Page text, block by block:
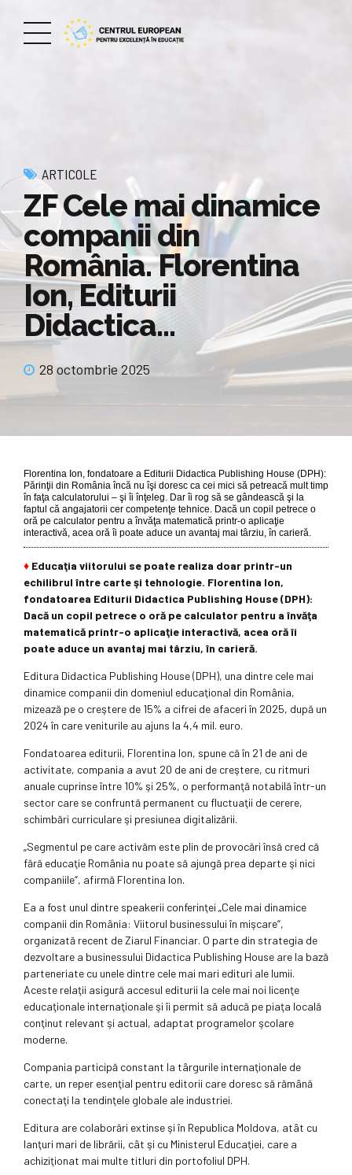
ARTICOLE
ZF Cele mai dinamice
companii din
România. Florentina
Ion, Editurii
Didactica…
28 octombrie 2025
Florentina Ion, fondatoare a Editurii Didactica Publishing House (DPH):
Părinţii din România încă nu îşi doresc ca cei mici să petreacă mult timp
în faţa calculatorului – şi îi înţeleg. Dar îi rog să se gândească şi la
faptul că angajatorii cer competenţe tehnice. Dacă un copil petrece o
oră pe calculator pentru a învăţa matematică printr-o aplicaţie
interactivă, acea oră îi poate aduce un avantaj mai târziu, în carieră.
♦ Educaţia viitorului se poate realiza doar printr-un
echilibrul între carte şi tehnologie. Florentina Ion,
fondatoarea Editurii Didactica Publishing House (DPH):
Dacă un copil petrece o oră pe calculator pentru a învăţa
matematică printr-o aplicaţie interactivă, acea oră îi
poate aduce un avantaj mai târziu, în carieră.
Editura Didactica Publishing House (DPH), una dintre cele mai
dinamice companii din domeniul educaţional din România,
mizează pe o creştere de 15% a cifrei de afaceri în 2025, după un
2024 în care veni­turile au ajuns la 4,4 mil. euro.
Fondatoarea editurii, Florentina Ion, spune că în 21 de ani de
acti­vitate, compania a avut 20 de ani de creştere, cu ritmuri
anuale cuprin­se între 10% şi 25%, o performanţă nota­­bilă într-un
sector care se confruntă permanent cu fluctuaţii de cerere,
schimbări curriculare şi presiunea digitalizării.
„Segmentul pe care activăm este plin de provocări însă cred că
fără educaţie România nu poate să ajungă prea departe şi nici
companiile“, afirmă Florentina Ion.
Ea a fost unul dintre speakerii con­ferinţei „Cele mai dinamice
com­panii din România: Viitorul busi­nessu­lui în mişcare“,
organizată recent de Ziarul Financiar. O parte din strategia de
dezvoltare a busi­nessului Didactica Publishing House are la bază
parteneriate cu unele dintre cele mai mari edituri ale lumii.
Aceste relaţii asigură accesul editurii la cele mai noi licenţe
educaţionale interna­ţio­nale şi îi permit să aducă pe piaţa locală
conţinut relevant şi actual, a­daptat programelor şcolare
moderne.
Compania participă constant la târgurile internaţionale de
carte, un reper esenţial pentru editorii care doresc să rămână
conectaţi la tendinţele globale ale industriei.
Editura are colaborări extinse şi în Republica Moldova, atât cu
lanţuri mari de librării, cât şi cu Ministerul Educaţiei, care a
achiziţionat mai multe titluri din portofoliul DPH.